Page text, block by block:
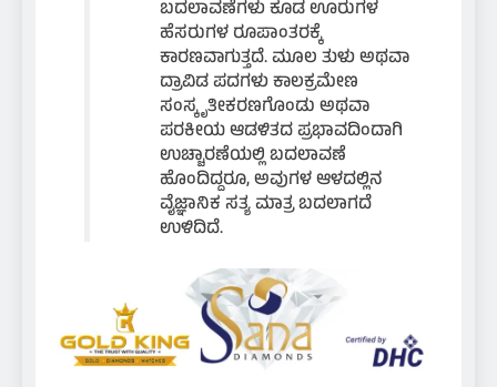
ಬದಲಾವಣೆಗಳು ಕೂಡ ಊರುಗಳ
ಹೆಸರುಗಳ ರೂಪಾಂತರಕ್ಕೆ
ಕಾರಣವಾಗುತ್ತದೆ. ಮೂಲ ತುಳು ಅಥವಾ
ದ್ರಾವಿಡ ಪದಗಳು ಕಾಲಕ್ರಮೇಣ
ಸಂಸ್ಕೃತೀಕರಣಗೊಂಡು ಅಥವಾ
ಪರಕೀಯ ಆಡಳಿತದ ಪ್ರಭಾವದಿಂದಾಗಿ
ಉಚ್ಚಾರಣೆಯಲ್ಲಿ ಬದಲಾವಣೆ
ಹೊಂದಿದ್ದರೂ, ಅವುಗಳ ಆಳದಲ್ಲಿನ
ವೈಜ್ಞಾನಿಕ ಸತ್ಯ ಮಾತ್ರ ಬದಲಾಗದೆ
ಉಳಿದಿದೆ.